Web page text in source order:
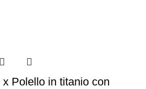
Polello in titanio con